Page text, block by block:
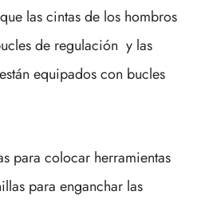
las cintas de los hombros
de regulación y las
equipados con bucles
para colocar herramientas
para enganchar las